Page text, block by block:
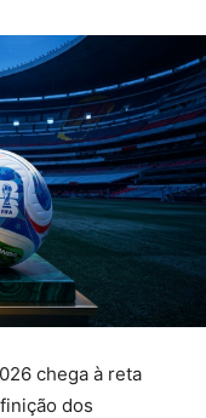
chega à reta
dos